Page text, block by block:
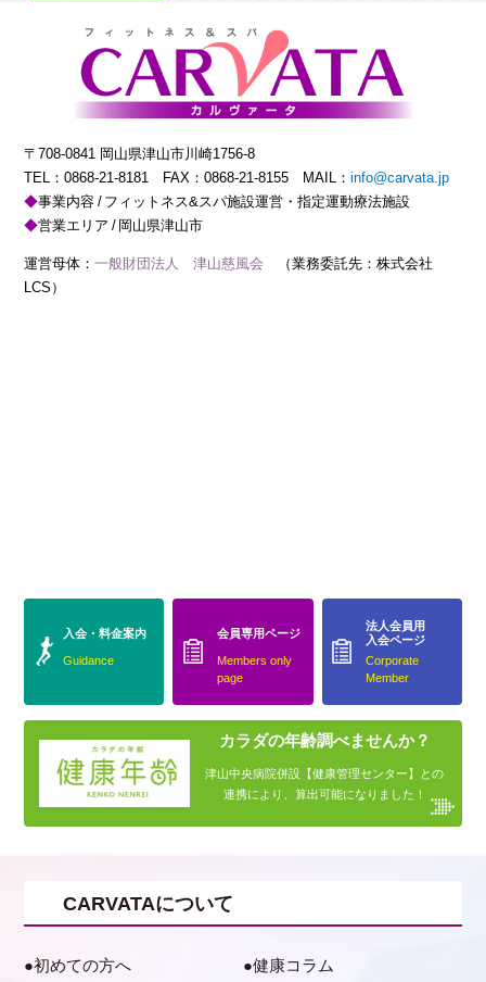
〒708-0841 岡山県津山市川崎1756-8
TEL：0868-21-8181 FAX：0868-21-8155 MAIL：info@carvata.jp
事業内容
フィットネス&スパ施設運営・指定運動療法施設
営業エリア
岡山県津山市
運営母体：一般財団法人 津山慈風会
（業務委託先：株式会社
LCS）
入会・料金案内
Guidance
会員専用ページ
Members only
page
法人会員用
入会ページ
Corporate
Member
カラダの年齢調べませんか？
津山中央病院併設【健康管理センター】との
連携により、算出可能になりました！
CARVATAについて
初めての方へ
健康コラム